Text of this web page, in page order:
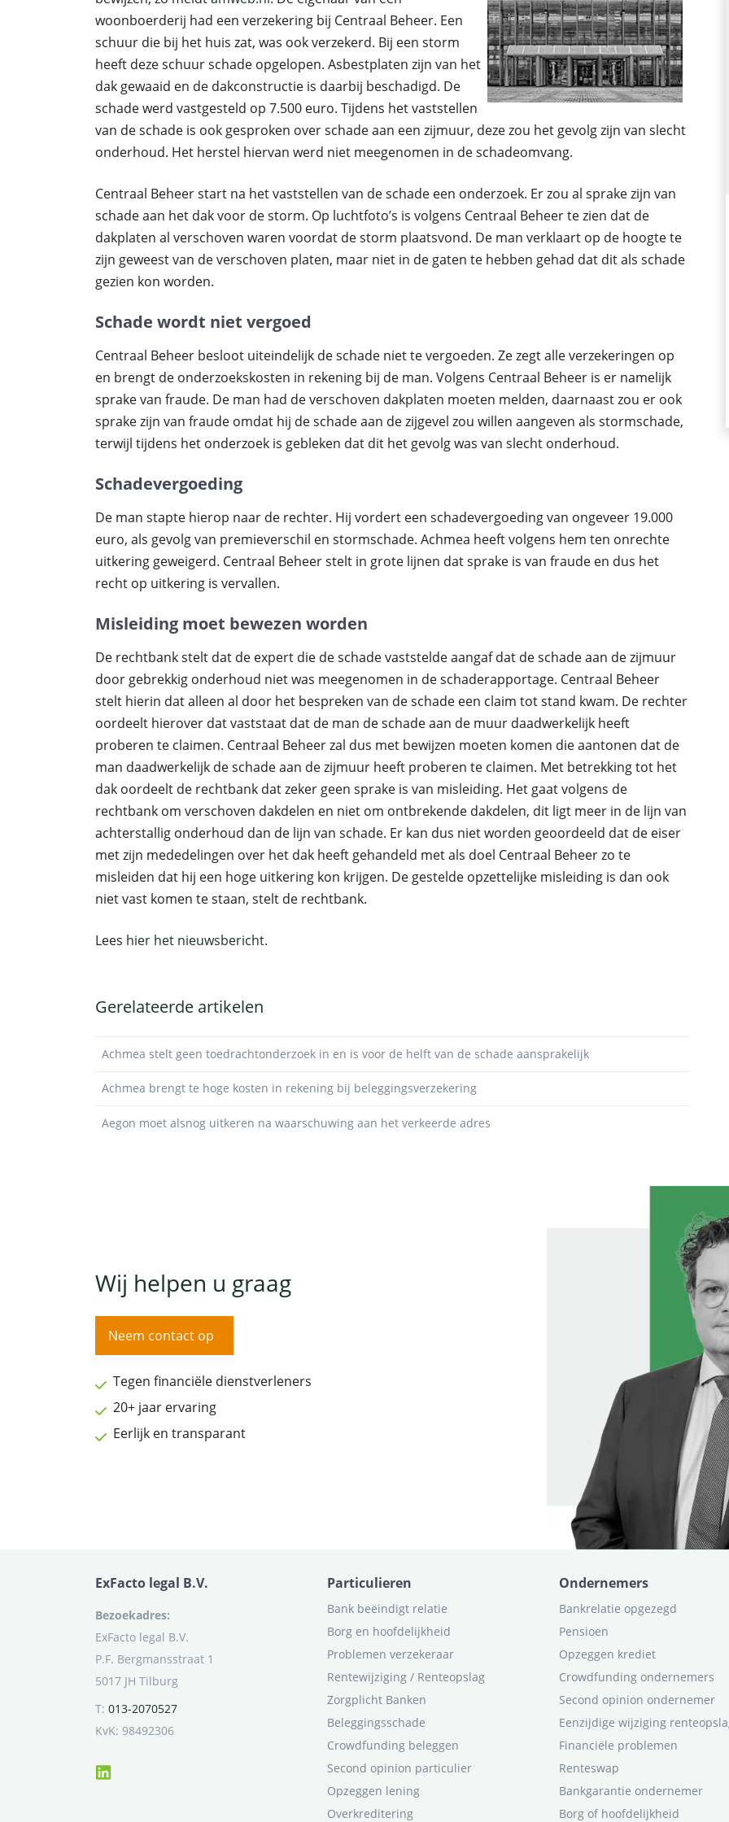
woonboerderij had een verzekering bij Centraal Beheer. Een
schuur die bij het huis zat, was ook verzekerd. Bij een storm
heeft deze schuur schade opgelopen. Asbestplaten zijn van het
dak gewaaid en de dakconstructie is daarbij beschadigd. De
schade werd vastgesteld op 7.500 euro. Tijdens het vaststellen
van de schade is ook gesproken over schade aan een zijmuur, deze zou het gevolg zijn van slecht
onderhoud. Het herstel hiervan werd niet meegenomen in de schadeomvang.
Centraal Beheer start na het vaststellen van de schade een onderzoek. Er zou al sprake zijn van
schade aan het dak voor de storm. Op luchtfoto’s is volgens Centraal Beheer te zien dat de
dakplaten al verschoven waren voordat de storm plaatsvond. De man verklaart op de hoogte te
zijn geweest van de verschoven platen, maar niet in de gaten te hebben gehad dat dit als schade
gezien kon worden.
Schade wordt niet vergoed
Centraal Beheer besloot uiteindelijk de schade niet te vergoeden. Ze zegt alle verzekeringen op
en brengt de onderzoekskosten in rekening bij de man. Volgens Centraal Beheer is er namelijk
sprake van fraude. De man had de verschoven dakplaten moeten melden, daarnaast zou er ook
sprake zijn van fraude omdat hij de schade aan de zijgevel zou willen aangeven als stormschade,
terwijl tijdens het onderzoek is gebleken dat dit het gevolg was van slecht onderhoud.
Schadevergoeding
De man stapte hierop naar de rechter. Hij vordert een schadevergoeding van ongeveer 19.000
euro, als gevolg van premieverschil en stormschade. Achmea heeft volgens hem ten onrechte
uitkering geweigerd. Centraal Beheer stelt in grote lijnen dat sprake is van fraude en dus het
recht op uitkering is vervallen.
Misleiding moet bewezen worden
De rechtbank stelt dat de expert die de schade vaststelde aangaf dat de schade aan de zijmuur
door gebrekkig onderhoud niet was meegenomen in de schaderapportage. Centraal Beheer
stelt hierin dat alleen al door het bespreken van de schade een claim tot stand kwam. De rechter
oordeelt hierover dat vaststaat dat de man de schade aan de muur daadwerkelijk heeft
proberen te claimen. Centraal Beheer zal dus met bewijzen moeten komen die aantonen dat de
man daadwerkelijk de schade aan de zijmuur heeft proberen te claimen. Met betrekking tot het
dak oordeelt de rechtbank dat zeker geen sprake is van misleiding. Het gaat volgens de
rechtbank om verschoven dakdelen en niet om ontbrekende dakdelen, dit ligt meer in de lijn van
achterstallig onderhoud dan de lijn van schade. Er kan dus niet worden geoordeeld dat de eiser
met zijn mededelingen over het dak heeft gehandeld met als doel Centraal Beheer zo te
misleiden dat hij een hoge uitkering kon krijgen. De gestelde opzettelijke misleiding is dan ook
niet vast komen te staan, stelt de rechtbank.
Lees hier het nieuwsbericht.
Gerelateerde artikelen
Achmea stelt geen toedrachtonderzoek in en is voor de helft van de schade aansprakelijk
Achmea brengt te hoge kosten in rekening bij beleggingsverzekering
Aegon moet alsnog uitkeren na waarschuwing aan het verkeerde adres
Wij helpen u graag
Neem contact op
Tegen financiële dienstverleners
20+ jaar ervaring
Eerlijk en transparant
ExFacto legal B.V.
Bezoekadres:
ExFacto legal B.V.
P.F. Bergmansstraat 1
5017 JH Tilburg
T: 013-2070527
KvK: 98492306
Particulieren
Bank beëindigt relatie
Borg en hoofdelijkheid
Problemen verzekeraar
Rentewijziging / Renteopslag
Zorgplicht Banken
Beleggingsschade
Crowdfunding beleggen
Second opinion particulier
Opzeggen lening
Overkreditering
Ondernemers
Bankrelatie opgezegd
Pensioen
Opzeggen krediet
Crowdfunding ondernemers
Second opinion ondernemer
Eenzijdige wijziging
Financiële problemen
Renteswap
Bankgarantie ondernemer
Borg of hoofdelijkheid